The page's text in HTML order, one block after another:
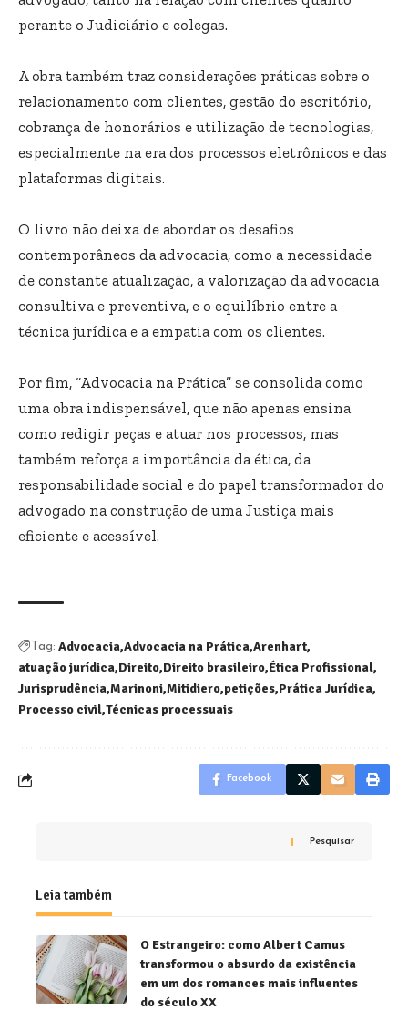
perante o Judiciário e colegas.
A obra também traz considerações práticas sobre o
relacionamento com clientes, gestão do escritório,
cobrança de honorários e utilização de tecnologias,
especialmente na era dos processos eletrônicos e das
plataformas digitais.
O livro não deixa de abordar os desafios
contemporâneos da advocacia, como a necessidade
de constante atualização, a valorização da advocacia
consultiva e preventiva, e o equilíbrio entre a
técnica jurídica e a empatia com os clientes.
Por fim, “Advocacia na Prática” se consolida como
uma obra indispensável, que não apenas ensina
como redigir peças e atuar nos processos, mas
também reforça a importância da ética, da
responsabilidade social e do papel transformador do
advogado na construção de uma Justiça mais
eficiente e acessível.
Tag: Advocacia Advocacia na Prática Arenhart
atuação jurídica Direito Direito brasileiro Ética Profissional
Jurisprudência Marinoni Mitidiero petições Prática Jurídica
Processo civil Técnicas processuais
Facebook
Pesquisar
Leia também
O Estrangeiro: como Albert Camus
transformou o absurdo da existência
em um dos romances mais influentes
do século XX